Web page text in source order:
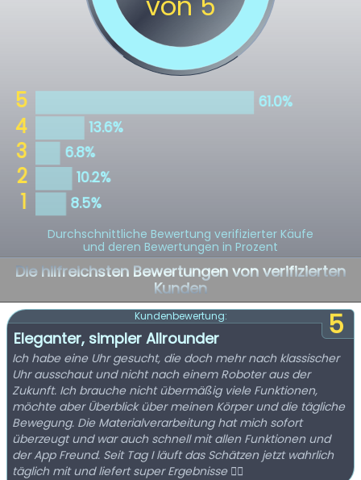
Durchschnittliche Bewertung verifizierter Käufe
und deren Bewertungen in Prozent
Die hilfreichsten Bewertungen von verifizierten
Kunden
5
Kundenbewertung:
Eleganter, simpler Allrounder
Ich habe eine Uhr gesucht, die doch mehr nach klassischer
Uhr ausschaut und nicht nach einem Roboter aus der
Zukunft. Ich brauche nicht übermäßig viele Funktionen,
möchte aber Überblick über meinen Körper und die tägliche
Bewegung. Die Materialverarbeitung hat mich sofort
überzeugt und war auch schnell mit allen Funktionen und
der App Freund. Seit Tag I läuft das Schätzen jetzt wahrlich
täglich mit und liefert super Ergebnisse 👍🏻